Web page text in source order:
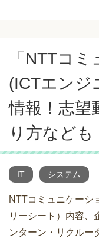
「NTTコ
(ICTエンジ
情報！志望
り方なども
IT システム
NTTコミュニケーシ
リーシート）内容、
ンターン・リクルー